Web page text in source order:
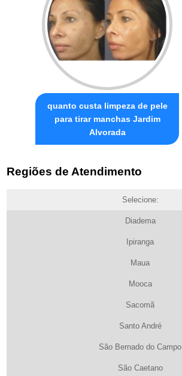
quanto custa limpeza de pele
para tirar manchas Jardim
Alvorada
Regiões de Atendimento
Selecione:
Diadema
Ipiranga
Maua
Mooca
Sacomã
Santo André
São Bernado do Campo
São Caetano